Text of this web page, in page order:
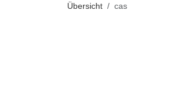
Übersicht cas